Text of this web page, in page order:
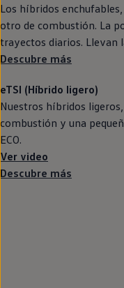
Los híbridos
otro de combustión. La
trayectos diarios. Llevan
Descubre más
eTSI (Híbrido ligero)
Nuestros híbridos
combustión y una
ECO.
Ver video
Descubre más